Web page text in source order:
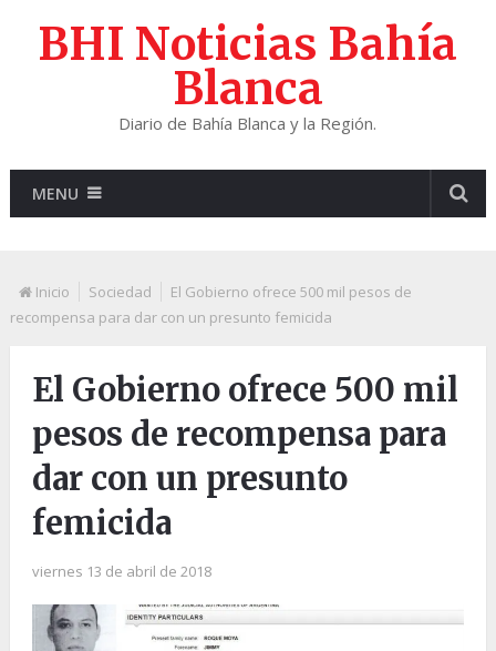
BHI Noticias Bahía
Blanca
Diario de Bahía Blanca y la Región.
MENU
Inicio Sociedad
El Gobierno ofrece 500 mil pesos de
recompensa para dar con un presunto femicida
El Gobierno ofrece 500 mil
pesos de recompensa para
dar con un presunto
femicida
viernes 13 de abril de 2018